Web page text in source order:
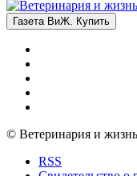
Газета ВиЖ. Купить
© Ветеринария и
RSS